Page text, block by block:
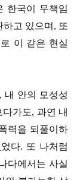
한국이 무책임
고 있으며, 또
이 같은 현실
내 안의 모성성
가도, 과연 내
력을 되풀이하
다. 또 나처럼
다에서는 사실